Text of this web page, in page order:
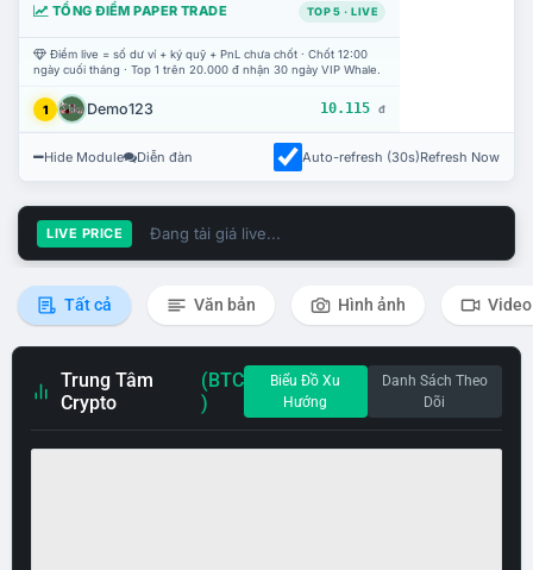
TỔNG ĐIỂM PAPER TRADE TOP 5 · LIVE
Điểm live = số dư ví + ký quỹ + PnL chưa chốt · Chốt 12:00
ngày cuối tháng · Top 1 trên 20.000 đ nhận 30 ngày VIP Whale.
1 Demo123 10.115 đ
Hide Module Diễn đàn Auto-refresh (30s)Refresh Now
LIVE PRICE Đang tải giá live...
Tất cả Văn bản Hình ảnh Video
Trung Tâm
Crypto
(BTC
)
Biểu Đồ Xu
Hướng
Danh Sách Theo
Dõi